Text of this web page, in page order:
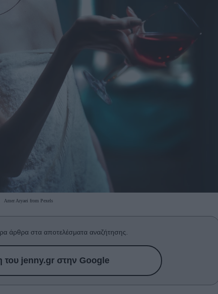
Amer Aryaei from Pexels
άρθρα στα αποτελέσματα αναζήτησης.
του jenny.gr στην Google